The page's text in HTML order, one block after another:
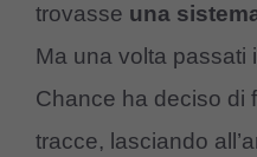
trovasse una
Ma una volta passati
Chance ha deciso di
tracce, lasciando